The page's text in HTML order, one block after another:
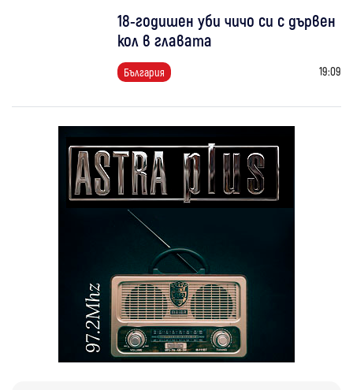
18-годишен уби чичо си с дървен
кол в главата
България 19:09